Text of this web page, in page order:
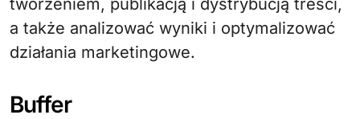
tworzeniem, publikacją i dystrybucją treści,
a także analizować wyniki i optymalizować
działania marketingowe.
Buffer